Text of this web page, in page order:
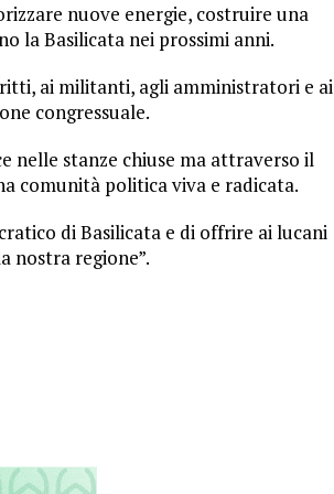
nuove energie, costruire una
la Basilicata nei prossimi anni.
ai militanti, agli amministratori e ai
congressuale.
nelle stanze chiuse ma attraverso il
comunità politica viva e radicata.
di Basilicata e di offrire ai lucani
nostra regione”.